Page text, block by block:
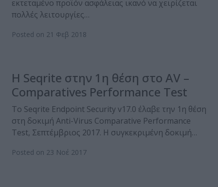
εκτεταμένο προϊόν ασφάλειας ικανό να χειρίζεται
πολλές λειτουργίες…
Posted on 21 Φεβ 2018
Η Seqrite στην 1η θέση στο AV –
Comparatives Performance Test
Το Seqrite Endpoint Security v17.0 έλαβε την 1η θέση
στη δοκιμή Anti-Virus Comparative Performance
Test, Σεπτέμβριος 2017. Η συγκεκριμένη δοκιμή…
Posted on 23 Νοέ 2017